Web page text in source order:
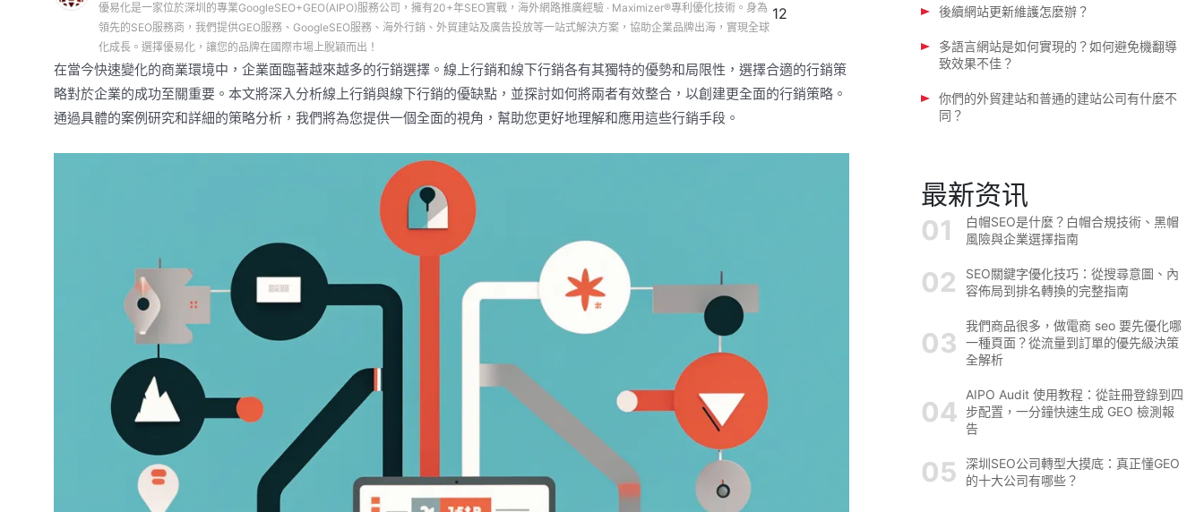
優易化是一家位於深圳的專業GoogleSEO+GEO(AIPO)服務公司，擁有20+年SEO實戰，海外網路推廣經驗 · Maximizer®專利優化技術。身為
領先的SEO服務商，我們提供GEO服務、GoogleSEO服務、海外行銷、外貿建站及廣告投放等一站式解決方案，協助企業品牌出海，實現全球
化成長。選擇優易化，讓您的品牌在國際市場上脫穎而出！
12
在當今快速變化的商業環境中，企業面臨著越來越多的行銷選擇。線上行銷和線下行銷各有其獨特的優勢和局限性，選擇合適的行銷策
略對於企業的成功至關重要。本文將深入分析線上行銷與線下行銷的優缺點，並探討如何將兩者有效整合，以創建更全面的行銷策略。
通過具體的案例研究和詳細的策略分析，我們將為您提供一個全面的視角，幫助您更好地理解和應用這些行銷手段。
後續網站更新維護怎麼辦？
多語言網站是如何實現的？如何避免機翻導
致效果不佳？
你們的外貿建站和普通的建站公司有什麼不
同？
最新资讯
白帽SEO是什麼？白帽合規技術、黑帽
風險與企業選擇指南
SEO關鍵字優化技巧：從搜尋意圖、內
容佈局到排名轉換的完整指南
我們商品很多，做電商 seo 要先優化哪
一種頁面？從流量到訂單的優先級決策
全解析
AIPO Audit 使用教程：從註冊登錄到四
步配置，一分鐘快速生成 GEO 檢測報
告
深圳SEO公司轉型大摸底：真正懂GEO
的十大公司有哪些？